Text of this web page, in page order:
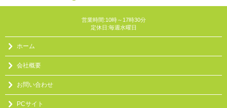
営業時間:10時～17時30分
定休日:毎週水曜日
ホーム
会社概要
お問い合わせ
PCサイト